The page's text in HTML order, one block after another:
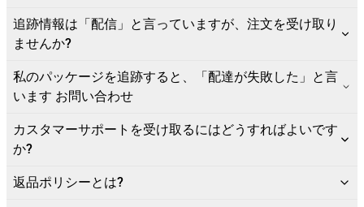
追跡情報は「配信」と言っていますが、注文を受け取り
ませんか?
私のパッケージを追跡すると、「配達が失敗した」と言
います お問い合わせ
カスタマーサポートを受け取るにはどうすればよいです
か?
返品ポリシーとは?